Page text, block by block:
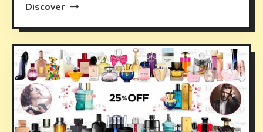
Discover